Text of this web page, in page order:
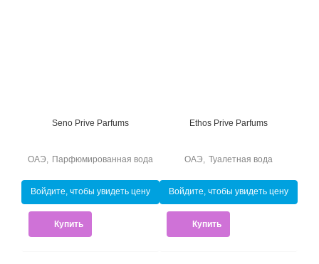
Seno Prive Parfums
Парфюмированная вода
ОАЭ
Войдите, чтобы увидеть цену
Купить
Ethos Prive Parfums
Туалетная вода
ОАЭ
Войдите, чтобы увидеть цену
Купить